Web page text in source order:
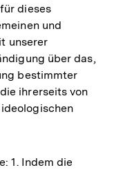
dieses
und
unserer
über das,
bestimmter
ihrerseits von
1. Indem die